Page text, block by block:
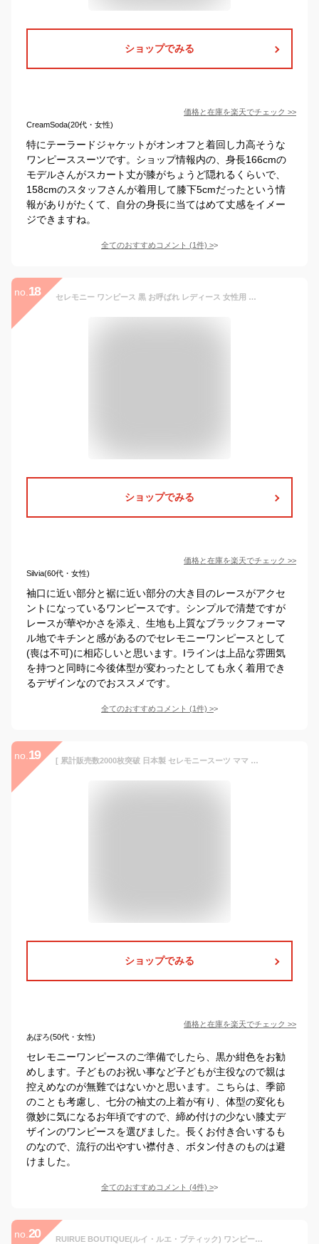
ショップでみる
価格と在庫を楽天でチェック >>
CreamSoda(20代・女性)
特にテーラードジャケットがオンオフと着回し力高そうな
ワンピーススーツです。ショップ情報内の、身長166cmの
モデルさんがスカート丈が膝がちょうど隠れるくらいで、
158cmのスタッフさんが着用して膝下5cmだったという情
報がありがたくて、自分の身長に当てはめて丈感をイメー
ジできますね。
全てのおすすめコメント (1件) >
no. 18 セレモニー ワンピース 黒 お呼ばれ レディース 女性用 ママ 母 入園式 入学式 卒園式 卒業式 七五三 お宮参り 結婚式 お祝い 参観日 謝恩会 二次会 パーティ パーティー 大きいサイズ CO-1707 送料無料
ショップでみる
価格と在庫を楽天でチェック >>
Silvia(60代・女性)
袖口に近い部分と裾に近い部分の大き目のレースがアクセ
ントになっているワンピースです。シンプルで清楚ですが
レースが華やかさを添え、生地も上質なブラックフォーマ
ル地でキチンと感があるのでセレモニーワンピースとして
(喪は不可)に相応しいと思います。Iラインは上品な雰囲気
を持つと同時に今後体型が変わったとしても永く着用でき
るデザインなのでおススメです。
全てのおすすめコメント (1件) >
no. 19 [ 累計販売数2000枚突破 日本製 セレモニースーツ ママ 入学式 ママスーツ 50代 40代 ] スーピマ コットン カットソー 2点セット / 卒業式 体型カバー セレモニースーツ フォーマル ウォッシャブル 手洗い可 洗える
ショップでみる
価格と在庫を楽天でチェック >>
あぽろ(50代・女性)
セレモニーワンピースのご準備でしたら、黒か紺色をお勧
めします。子どものお祝い事など子どもが主役なので親は
控えめなのが無難ではないかと思います。こちらは、季節
のことも考慮し、七分の袖丈の上着が有り、体型の変化も
微妙に気になるお年頃ですので、締め付けの少ない膝丈デ
ザインのワンピースを選びました。長くお付き合いするも
のなので、流行の出やすい襟付き、ボタン付きのものは避
けました。
全てのおすすめコメント (4件) >
no. 20 RUIRUE BOUTIQUE(ルイ・ルエ・ブティック) ワンピース ＆ ジャケット アンサンブル スーツ セット レディース ミセス 母 ママ スカートスーツ フォーマル セレモニースーツ 大きいサイズ ツイード 入園式 入学式 卒業式 卒園式 結婚式 M(9号) ダークネイビー×ネイビーSU509-M-N